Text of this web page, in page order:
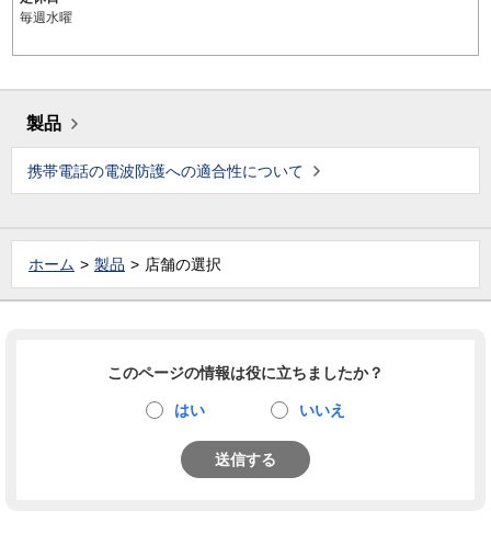
毎週水曜
製品
携帯電話の電波防護への適合性について
ホーム 製品 店舗の選択
このページの情報は役に立ちましたか？
はい いいえ
送信する